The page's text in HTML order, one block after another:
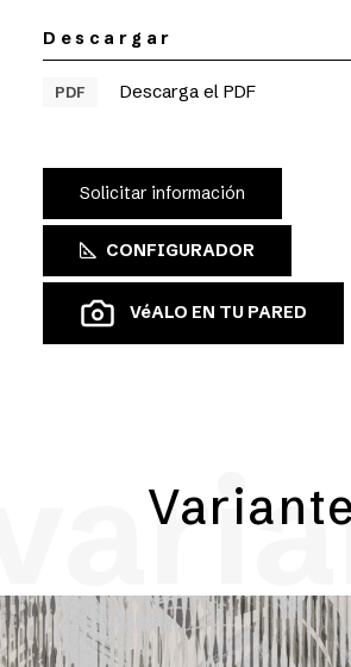
Descargar
PDF Descarga el PDF
Solicitar información
CONFIGURADOR
VéALO EN TU PARED